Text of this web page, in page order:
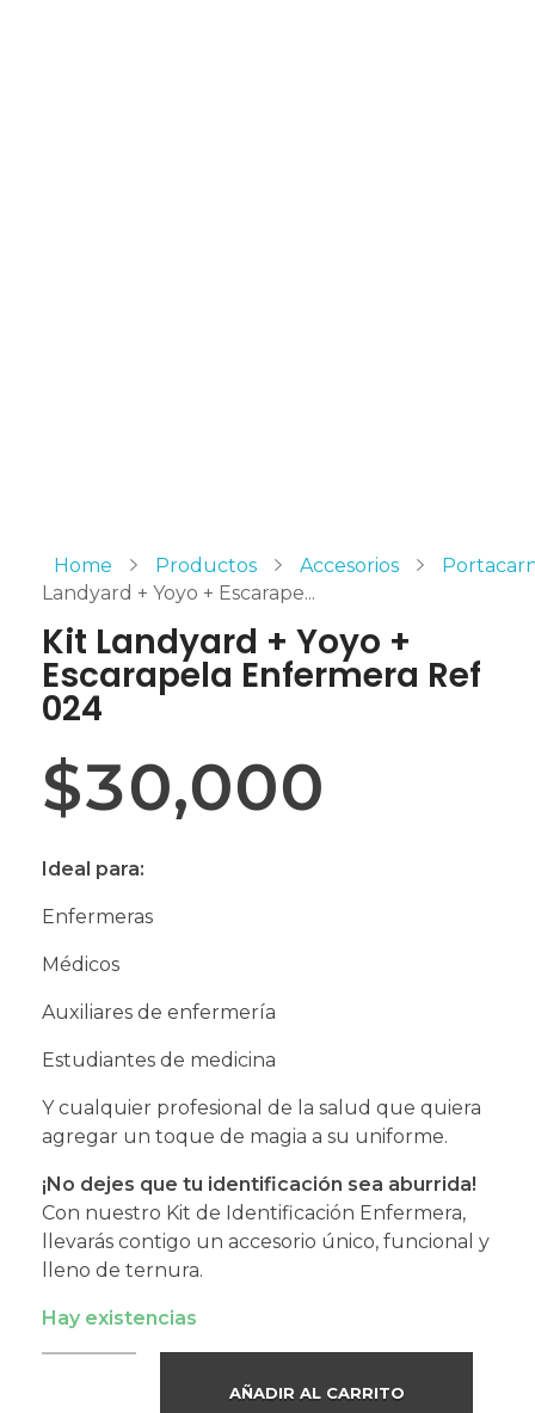
Home Productos Accesorios
Landyard + Yoyo + Escarape...
Kit Landyard + Yoyo +
Escarapela Enfermera Ref
024
$30,000
Ideal para:
Enfermeras
Médicos
Auxiliares de enfermería
Estudiantes de medicina
Y cualquier profesional de la salud que quiera
agregar un toque de magia a su uniforme.
¡No dejes que tu identificación sea aburrida!
Con nuestro Kit de Identificación Enfermera,
llevarás contigo un accesorio único, funcional y
lleno de ternura.
Hay existencias
AÑADIR AL CARRITO